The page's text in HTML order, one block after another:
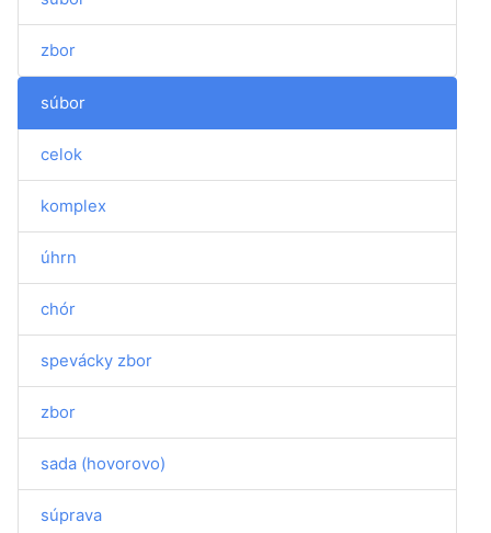
zbor
súbor
celok
komplex
úhrn
chór
spevácky zbor
zbor
sada (hovorovo)
súprava